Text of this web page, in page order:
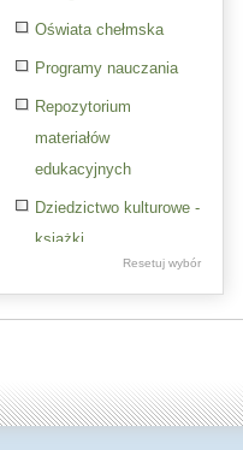
Oświata chełmska
Programy nauczania
Repozytorium
materiałów
edukacyjnych
Dziedzictwo kulturowe -
książki
Resetuj wybór